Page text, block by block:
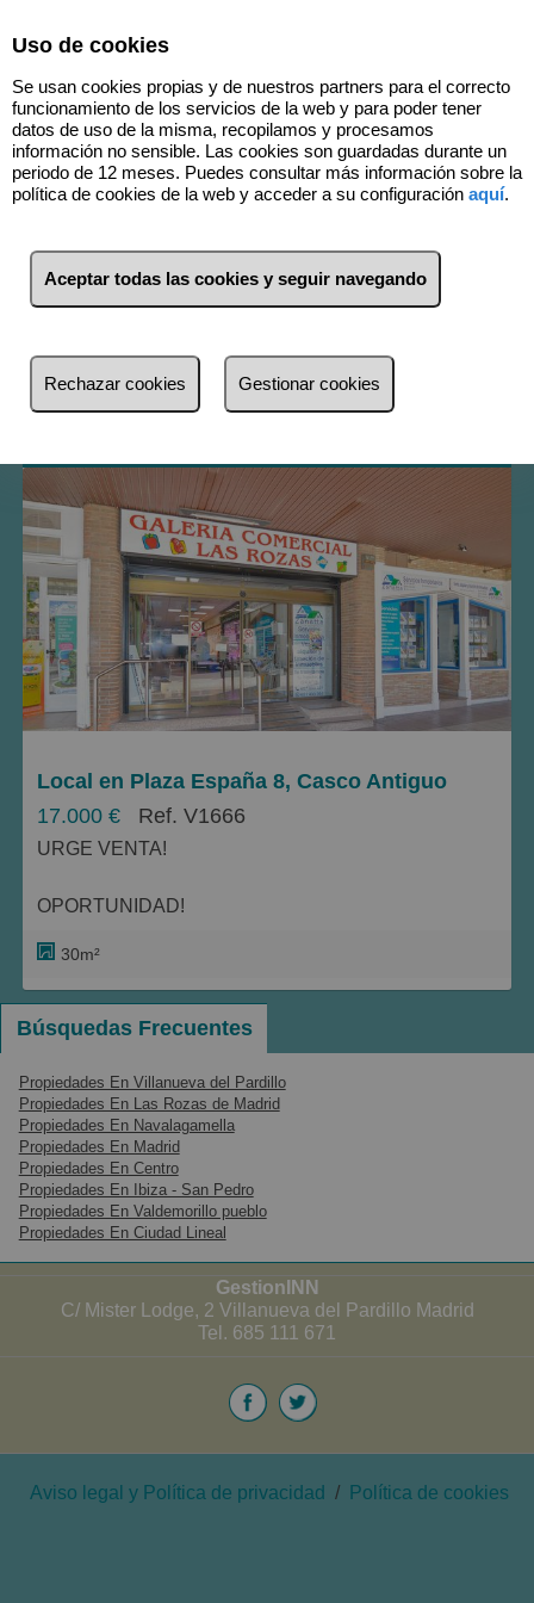
1 Inmuebles Las Rozas de Madrid
(Madrid)
Lista Mapa
más reciente
Menos reciente
Caros
Pequeños
Grandes
Local en Plaza España 8, Casco Antiguo
17.000 €
Ref. V1666
URGE VENTA!
OPORTUNIDAD!
Galería Comercial Las Rozas.
Actualmente como carnicería, se entrega con todo el
Ideal para comercio de alimentación.
Casquería, carnicería, panadería, etc.
Ideal negocio comida para llevar.
Galería en funcionamiento en centro de Las Rozas.
pescadería, encurtidos, pollería, etc
30m²
Búsquedas Frecuentes
Propiedades En Villanueva del Pardillo
Propiedades En Las Rozas de Madrid
Propiedades En Navalagamella
Propiedades En Madrid
Propiedades En Centro
Propiedades En Ibiza - San Pedro
Propiedades En Valdemorillo pueblo
Propiedades En Ciudad Lineal
GestionINN
C/ Mister Lodge, 2 Villanueva del Pardillo Madrid
Tel. 685 111 671
Aviso legal y Política de privacidad / Política de cookies
Uso de cookies
Se usan cookies propias y de nuestros partners para el correcto
funcionamiento de los servicios de la web y para poder tener
datos de uso de la misma, recopilamos y procesamos
información no sensible. Las cookies son guardadas durante un
periodo de 12 meses. Puedes consultar más información sobre la
política de cookies de la web y acceder a su configuración aquí.
Aceptar todas las cookies y seguir navegando
Rechazar cookies Gestionar cookies